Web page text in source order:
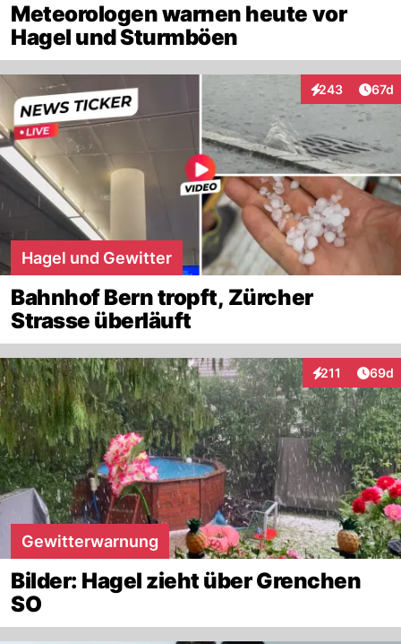
Meteorologen warnen heute vor
Hagel und Sturmböen
243
Interaktionen
67d
Hagel und Gewitter
Bahnhof Bern tropft, Zürcher
Strasse überläuft
211
Interaktionen
69d
Gewitterwarnung
Bilder: Hagel zieht über Grenchen
SO